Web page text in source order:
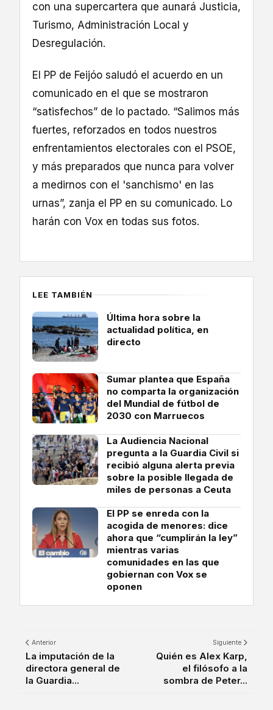
con una supercartera que aunará Justicia,
Turismo, Administración Local y
Desregulación.
El PP de Feijóo saludó el acuerdo en un
comunicado en el que se mostraron
“satisfechos” de lo pactado. “Salimos más
fuertes, reforzados en todos nuestros
enfrentamientos electorales con el PSOE,
y más preparados que nunca para volver
a medirnos con el 'sanchismo' en las
urnas”, zanja el PP en su comunicado. Lo
harán con Vox en todas sus fotos.
LEE TAMBIÉN
Última hora sobre la
actualidad política, en
directo
Sumar plantea que España
no comparta la organización
del Mundial de fútbol de
2030 con Marruecos
La Audiencia Nacional
pregunta a la Guardia Civil si
recibió alguna alerta previa
sobre la posible llegada de
miles de personas a Ceuta
El PP se enreda con la
acogida de menores: dice
ahora que “cumplirán la ley”
mientras varias
comunidades en las que
gobiernan con Vox se
oponen
Anterior
La imputación de la
directora general de
la Guardia...
Siguiente
Quién es Alex Karp,
el filósofo a la
sombra de Peter...